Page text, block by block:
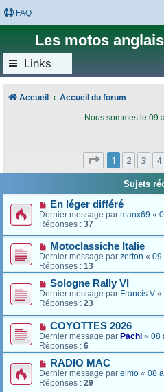
FAQ
Les motos
Links
Accueil Accueil du forum
Nous sommes le 09
Page 1sur
1 2 3 4
Sujets
En léger différé
Dernier message par manx69 «
Réponses : 37
Motoclassiche Italie
Dernier message par zerton « 09
Réponses : 13
Sologne Rally VI
Dernier message par Francis V «
Réponses : 23
COYOTTES 2026
Dernier message par Pachi « 08
Réponses : 6
RADIO MAC
Dernier message par elmo « 08
Réponses : 29